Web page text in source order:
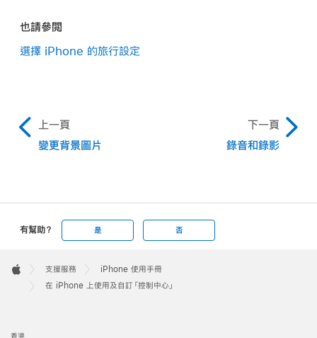
也請參閲
選擇 iPhone 的旅行設定
上一頁
變更背景圖片
下一頁
錄音和錄影
有幫助？ 是 否
Footer

支援服務
iPhone 使用手冊
在 iPhone 上使用及自訂「控制中心」
香港